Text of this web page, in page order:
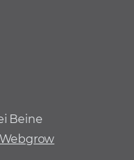
Beine
Webgrow